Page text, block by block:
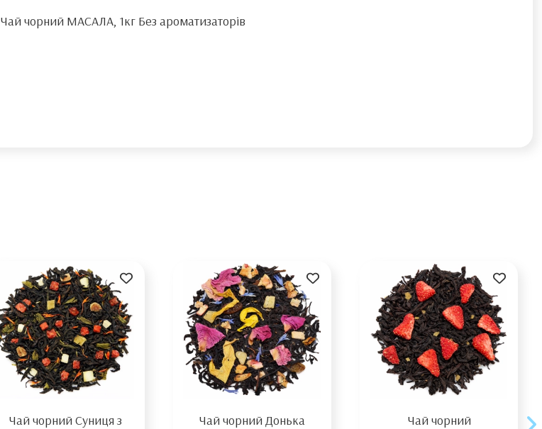
Чай чорний МАСАЛА, 1кг Без ароматизаторів
Чай чорний Суниця з
Чай чорний Донька
Чай чорний